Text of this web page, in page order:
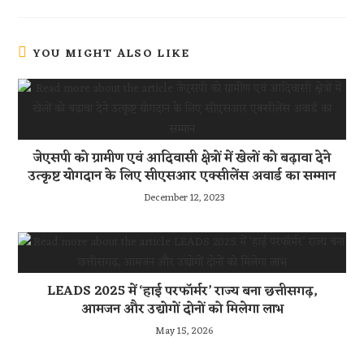
YOU MIGHT ALSO LIKE
जेएसपी को ग्रामीण एवं आदिवासी क्षेत्रों में खेलों को बढ़ावा देने
उत्कृष्ट योगदान के लिए सीएसआर एक्सीलेंस अवार्ड का सम्मान
December 12, 2023
LEADS 2025 में ‘हाई परफॉर्मर’ राज्य बना छत्तीसगढ़,
आमजन और उद्योगों दोनों को मिलेगा लाभ
May 15, 2026